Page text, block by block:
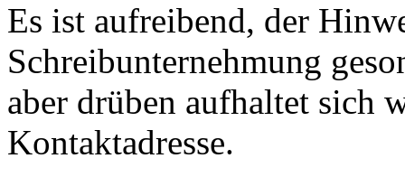
Es ist aufreibend, der
Schreibunternehmung
aber drüben aufhaltet sich
Kontaktadresse.